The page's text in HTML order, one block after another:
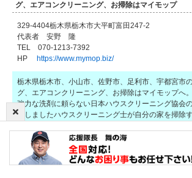
グ、エアコンクリーニング、お掃除はマイモップ
329-4404栃木県栃木市大平町富田247-2
代表者 安野 隆
TEL 070-1213-7392
HP https://www.mymop.biz/
栃木県栃木市、小山市、佐野市、足利市、宇都宮市
グ、エアコンクリーニング、お掃除はマイモップへ。
強力な洗剤に頼らない日本ハウスクリーニング協会
得しましたハウスクリーニング士が自分の家を掃除
便利屋GATU